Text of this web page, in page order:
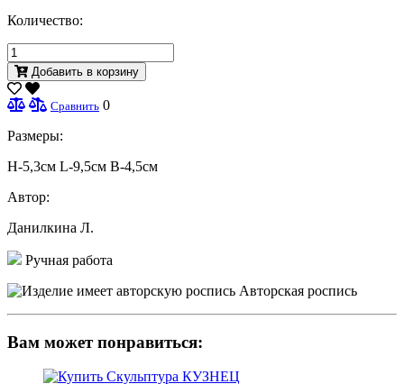
Количество:
Добавить в корзину
Сравнить 0
Размеры:
H-5,3см L-9,5см В-4,5см
Автор:
Данилкина Л.
Ручная работа
Авторская роспись
Вам может понравиться: